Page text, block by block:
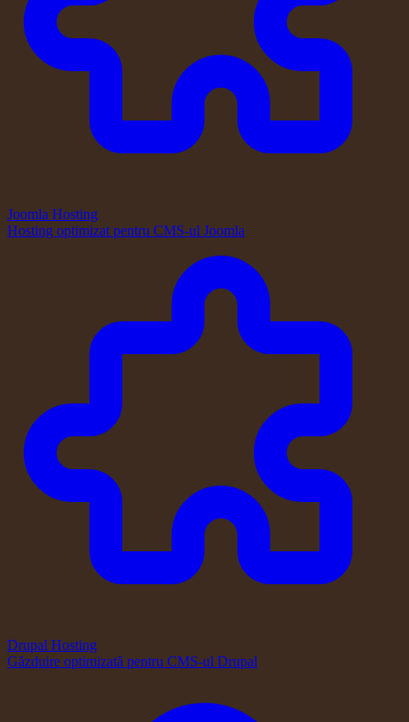
Joomla Hosting
Hosting optimizat pentru CMS-ul Joomla
Drupal Hosting
Găzduire optimizată pentru CMS-ul Drupal